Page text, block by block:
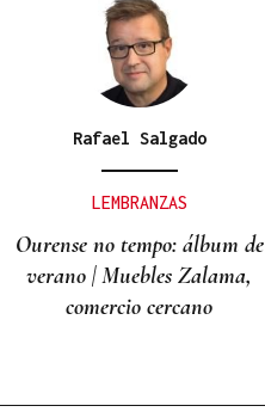
Rafael Salgado
LEMBRANZAS
Ourense no tempo: álbum de
verano | Muebles Zalama,
comercio cercano